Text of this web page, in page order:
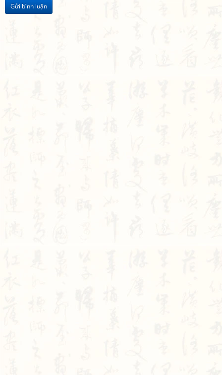
Gửi bình luận